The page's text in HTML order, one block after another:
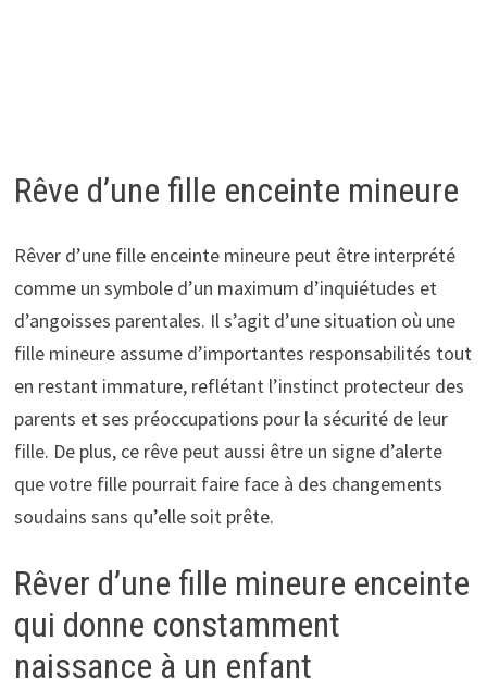
Rêve d’une fille enceinte mineure
Rêver d’une fille enceinte mineure peut être interprété
comme un symbole d’un maximum d’inquiétudes et
d’angoisses parentales. Il s’agit d’une situation où une
fille mineure assume d’importantes responsabilités tout
en restant immature, reflétant l’instinct protecteur des
parents et ses préoccupations pour la sécurité de leur
fille. De plus, ce rêve peut aussi être un signe d’alerte
que votre fille pourrait faire face à des changements
soudains sans qu’elle soit prête.
Rêver d’une fille mineure enceinte
qui donne constamment
naissance à un enfant